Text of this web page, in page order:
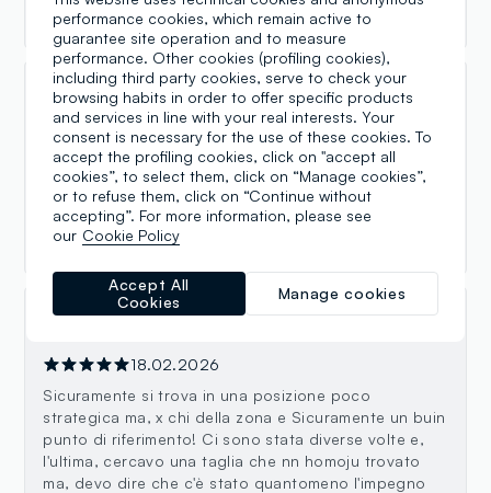
товар есть свой покупатель.
Carlo Troni
27.05.2026
Le dipendenti Giulia, Giorgia e Alessia, sono
professionalmente validissime ed a livello di
disponibilità, competenze e pazienza, di assoluta
qualità. Grazie!!
18.02.2026
Sicuramente si trova in una posizione poco
strategica ma, x chi della zona e Sicuramente un buin
punto di riferimento! Ci sono stata diverse volte e,
l'ultima, cercavo una taglia che nn homoju trovato
ma, devo dire che c'è stato quantomeno l'impegno
performance cookies, which remain active to
guarantee site operation and to measure
performance. Other cookies (profiling cookies),
including third party cookies, serve to check your
browsing habits in order to offer specific products
and services in line with your real interests. Your
consent is necessary for the use of these cookies. To
accept the profiling cookies, click on "accept all
cookies”, to select them, click on “Manage cookies”,
or to refuse them, click on “Continue without
accepting”. For more information, please see
our Cookie Policy
Manage cookies
Accept All
Cookies